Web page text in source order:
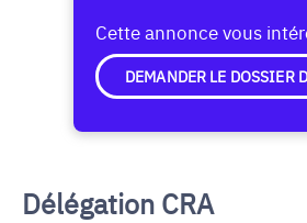
Cette annonce vous
DEMANDER LE DOSSIER
Délégation CRA